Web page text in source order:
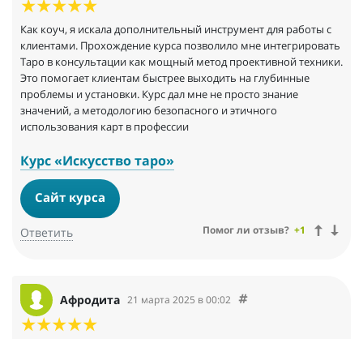
Как коуч, я искала дополнительный инструмент для работы с
клиентами. Прохождение курса позволило мне интегрировать
Таро в консультации как мощный метод проективной техники.
Это помогает клиентам быстрее выходить на глубинные
проблемы и установки. Курс дал мне не просто знание
значений, а методологию безопасного и этичного
использования карт в профессии
Курс «Искусство таро»
Сайт курса
Ответить Помог ли отзыв? +1
Афродита 21 марта 2025 в 00:02